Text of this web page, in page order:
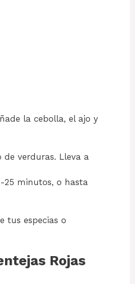
la cebolla, el ajo y
de verduras. Lleva a
25 minutos, o hasta
tus especias o
Rojas